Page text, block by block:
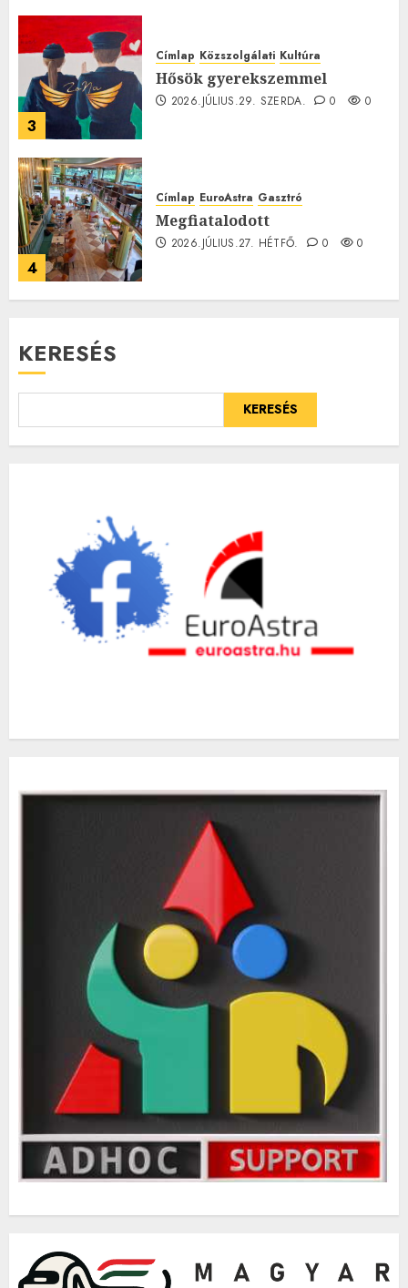
3
Címlap Közszolgálati Kultúra
Hősök gyerekszemmel
2026.JÚLIUS.29. SZERDA. 0 0
4
Címlap EuroAstra Gasztró
Megfiatalodott
2026.JÚLIUS.27. HÉTFŐ. 0 0
KERESÉS
KERESÉS